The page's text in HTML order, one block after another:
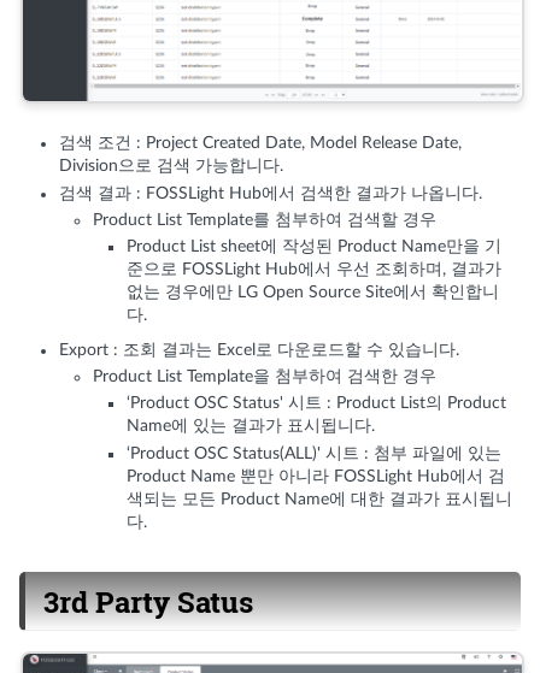
검색 조건 : Project Created Date, Model Release Date,
Division으로 검색 가능합니다.
검색 결과 : FOSSLight Hub에서 검색한 결과가 나옵니다.
Product List Template를 첨부하여 검색할 경우
Product List sheet에 작성된 Product Name만을 기
준으로 FOSSLight Hub에서 우선 조회하며, 결과가
없는 경우에만 LG Open Source Site에서 확인합니
다.
Export : 조회 결과는 Excel로 다운로드할 수 있습니다.
Product List Template을 첨부하여 검색한 경우
‘Product OSC Status' 시트 : Product List의 Product
Name에 있는 결과가 표시됩니다.
‘Product OSC Status(ALL)' 시트 : 첨부 파일에 있는
Product Name 뿐만 아니라 FOSSLight Hub에서 검
색되는 모든 Product Name에 대한 결과가 표시됩니
다.
3rd Party Satus